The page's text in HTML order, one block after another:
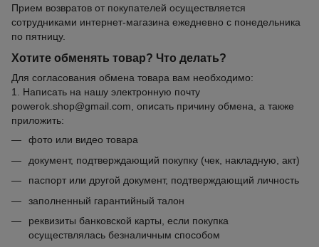
Прием возвратов от покупателей осуществляется
сотрудниками интернет-магазина ежедневно с понедельника
по пятницу.
Хотите обменять товар? Что делать?
Для согласования обмена товара вам необходимо:
1. Написать на нашу электронную почту
powerok.shop@gmail.com, описать причину обмена, а также
приложить:
фото или видео товара
документ, подтверждающий покупку (чек, накладную, акт)
паспорт или другой документ, подтверждающий личность
заполненный гарантийный талон
реквизиты банковской карты, если покупка
осуществлялась безналичным способом